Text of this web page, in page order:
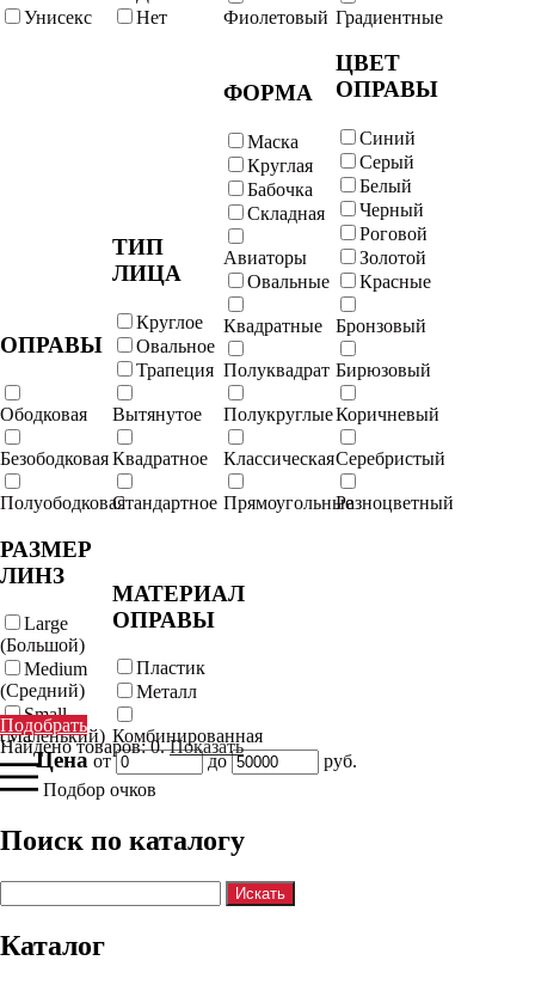
Унисекс
Нет
Фиолетовый Градиентные
ОПРАВЫ
Ободковая
Безободковая
Полуободковая
ТИП
ЛИЦА
Круглое
Овальное
Трапеция
Вытянутое
Квадратное
Стандартное
ФОРМА
Маска
Круглая
Бабочка
Складная
Авиаторы
Овальные
Квадратные
Полуквадрат
Полукруглые
Классическая
Прямоугольные
ЦВЕТ
ОПРАВЫ
Синий
Серый
Белый
Черный
Роговой
Золотой
Красные
Бронзовый
Бирюзовый
Коричневый
Серебристый
Разноцветный
РАЗМЕР
ЛИНЗ
Large
(Большой)
Medium
(Средний)
Small
(Маленький)
МАТЕРИАЛ
ОПРАВЫ
Пластик
Металл
Комбинированная
Ценаот до руб.
Подобрать
Найдено товаров:0.Показать
Подбор очков
Поиск по каталогу
Каталог